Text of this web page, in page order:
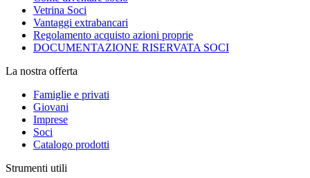
Vetrina Soci
Vantaggi extrabancari
Regolamento acquisto azioni proprie
DOCUMENTAZIONE RISERVATA SOCI
La nostra offerta
Famiglie e privati
Giovani
Imprese
Soci
Catalogo prodotti
Strumenti utili